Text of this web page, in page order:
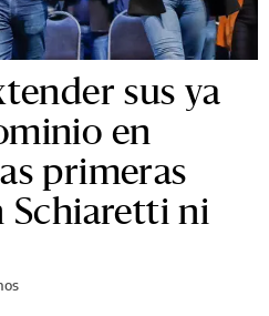
sus ya
en
primeras
Schiaretti ni